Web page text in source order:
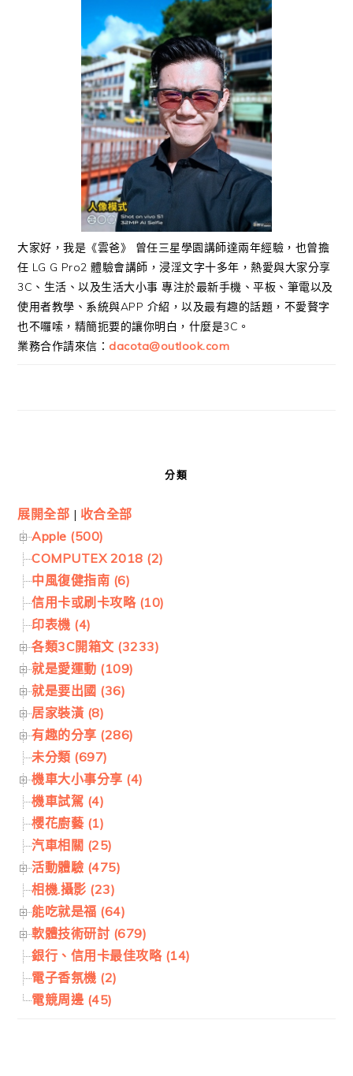
大家好，我是《雲爸》 曾任三星學園講師達兩年經驗，也曾擔
任 LG G Pro2 體驗會講師，浸淫文字十多年，熱愛與大家分享
3C、生活、以及生活大小事 專注於最新手機、平板、筆電以及
使用者教學、系統與APP 介紹，以及最有趣的話題，不愛贅字
也不囉嗦，精簡扼要的讓你明白，什麼是3C。
業務合作請來信： dacota@outlook.com
分類
展開全部 | 收合全部
Apple (500)
COMPUTEX 2018 (2)
中風復健指南 (6)
信用卡或刷卡攻略 (10)
印表機 (4)
各類3C開箱文 (3233)
就是愛運動 (109)
就是要出國 (36)
居家裝潢 (8)
有趣的分享 (286)
未分類 (697)
機車大小事分享 (4)
機車試駕 (4)
櫻花廚藝 (1)
汽車相關 (25)
活動體驗 (475)
相機.攝影 (23)
能吃就是福 (64)
軟體技術研討 (679)
銀行、信用卡最佳攻略 (14)
電子香氛機 (2)
電競周邊 (45)